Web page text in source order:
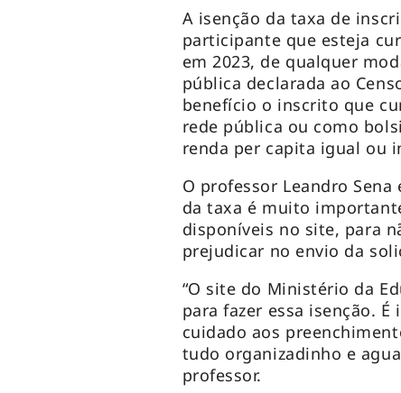
A isenção da taxa de
participante que esteja
em 2023, de qualquer
pública declarada ao
benefício o inscrito que
rede pública ou como
renda per capita igual ou
O professor Leandro
da taxa é muito
disponíveis no site, para
prejudicar no envio da
“O site do Ministério da
para fazer essa isenção.
cuidado aos
tudo organizadinho e
professor.